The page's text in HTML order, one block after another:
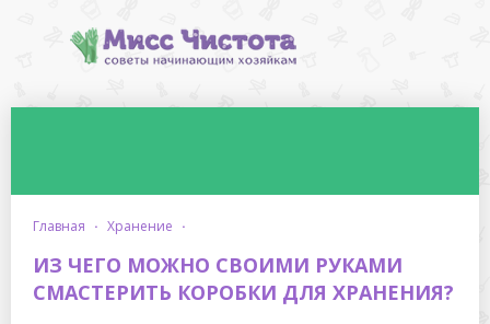
главная · хранение ·
ИЗ ЧЕГО МОЖНО СВОИМИ РУКАМИ
СМАСТЕРИТЬ КОРОБКИ ДЛЯ ХРАНЕНИЯ?